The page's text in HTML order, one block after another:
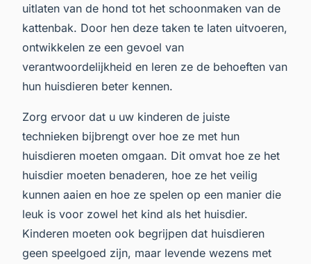
uitlaten van de hond tot het schoonmaken van de
kattenbak. Door hen deze taken te laten uitvoeren,
ontwikkelen ze een gevoel van
verantwoordelijkheid en leren ze de behoeften van
hun huisdieren beter kennen.
Zorg ervoor dat u uw kinderen de juiste
technieken bijbrengt over hoe ze met hun
huisdieren moeten omgaan. Dit omvat hoe ze het
huisdier moeten benaderen, hoe ze het veilig
kunnen aaien en hoe ze spelen op een manier die
leuk is voor zowel het kind als het huisdier.
Kinderen moeten ook begrijpen dat huisdieren
geen speelgoed zijn, maar levende wezens met